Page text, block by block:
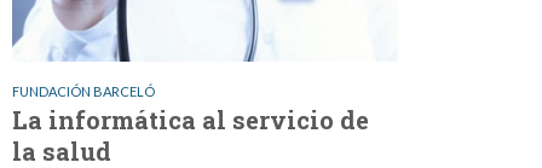
FUNDACIÓN BARCELÓ
La informática al servicio de
la salud